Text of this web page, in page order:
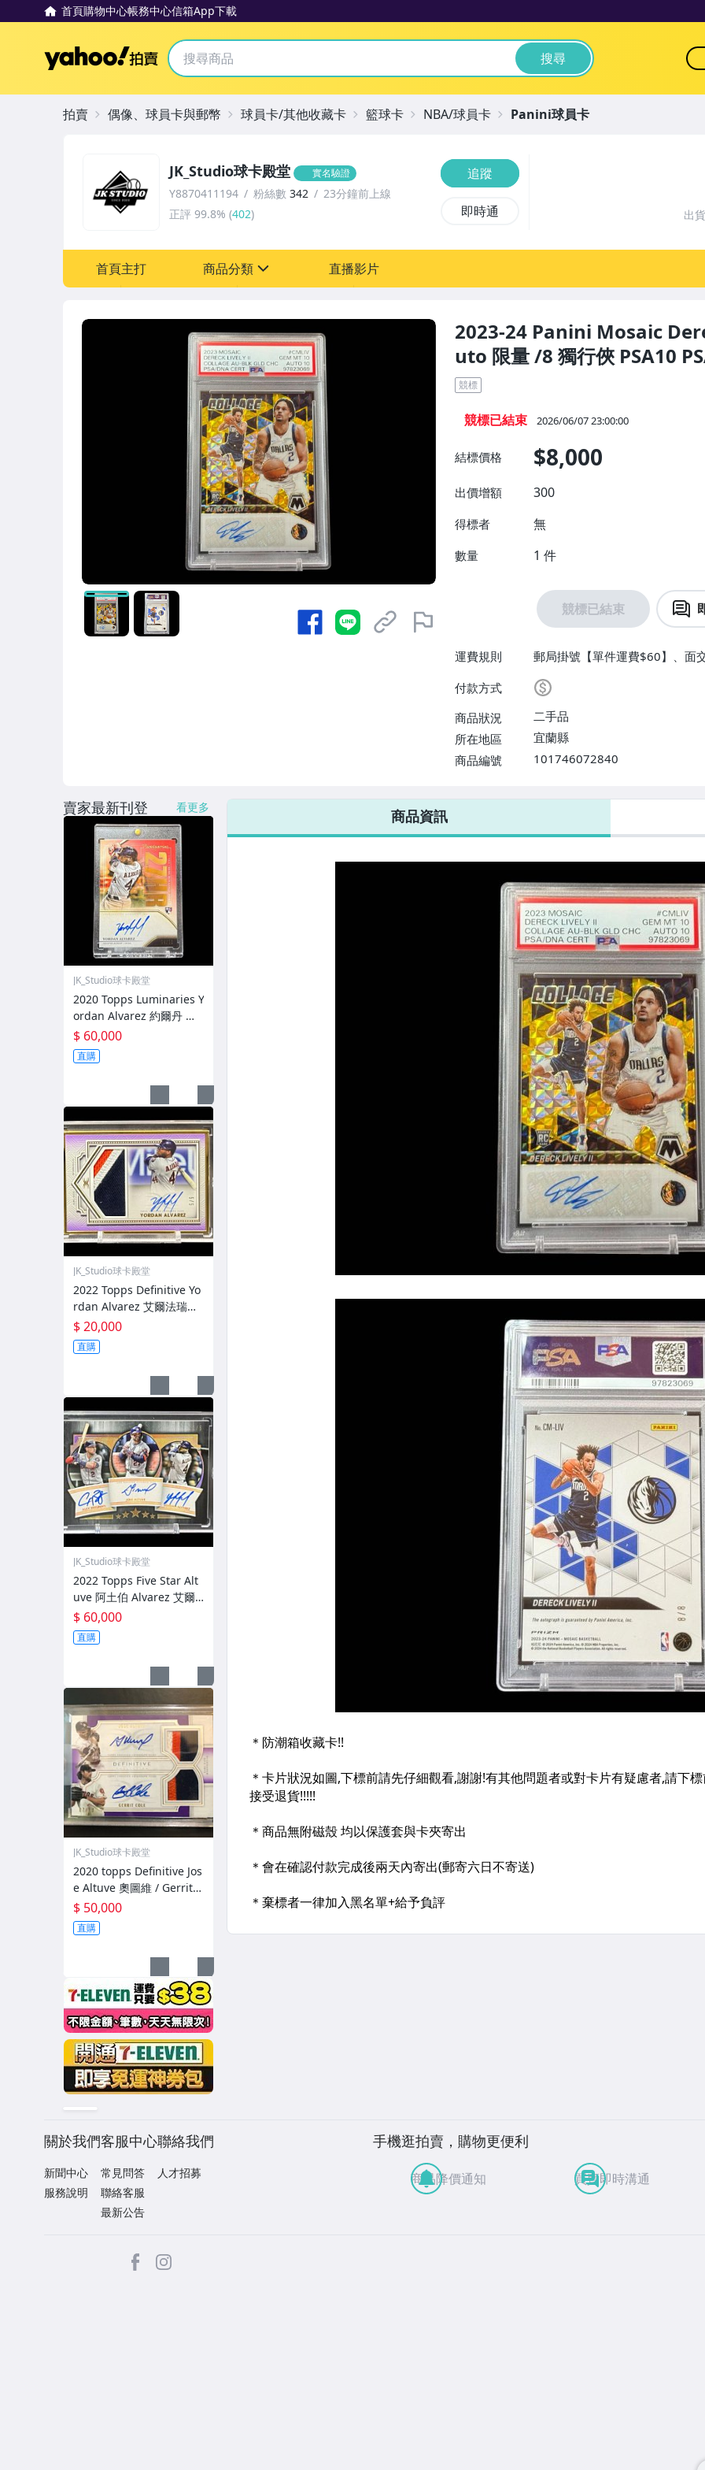
首頁購物中心帳務中心信箱App下載
Yahoo拍賣 搜尋
2023-24 Panini Mosaic
uto 限量 /8 獨行俠 PSA10
競標
競標已結束 2026/06/07 23:00:00
結標價格 $8,000
出價增額 300
得標者 無
數量 1 件
競標已結束
運費規則
郵局掛號【單件運費$60】、面
付款方式
商品狀況
二手品
所在地區
宜蘭縣
商品編號
101746072840
JK_Studio球卡殿堂 實名驗證
Y8870411194 粉絲數 342
23分鐘前上線
正評 99.8% (402)
追蹤
即時通 出
首頁主打 商品分類
偶像、球員卡與郵幣
直播影片
拍賣 偶像、球員卡與郵幣 球員卡/其他收藏卡 籃球卡 NBA/球員卡 Panini球員卡
商品資訊
賣家最新刊登 看更多
JK_Studio球卡殿堂
2020 Topps Luminaries Y
ordan Alvarez 約爾丹 艾
爾法瑞茲 RC 簽名 Auto 限
量 /10 太空人 美聯三冠王
候選人
$ 60,000
直購
JK_Studio球卡殿堂
2022 Topps Definitive Yo
rdan Alvarez 艾爾法瑞茲
球衣 Patch 簽名 Auto /5
太空人 美聯三冠王 候選人
$ 20,000
直購
JK_Studio球卡殿堂
2022 Topps Five Star Alt
uve 阿土伯 Alvarez 艾爾
法瑞茲 Bregman 布萊格
曼 簽名 Auto 限量 /5 太空
人
$ 60,000
直購
JK_Studio球卡殿堂
2020 topps Definitive Jos
e Altuve 奧圖維 / Gerrit C
ole 柯爾 球衣 Patch 簽名
Auto /10 太空人
$ 50,000
直購
關於我們
新聞中心
服務說明
客服中心
常見問答
聯絡客服
最新公告
聯絡我們
人才招募
手機逛拍賣，購物更便利
商品降價通知 買賣即時溝通
facebook